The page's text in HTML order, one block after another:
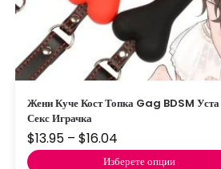
Жени Куче Кост Топка Gag BDSM
Секс Играчка
$13.95 – $16.04
Изберете опции